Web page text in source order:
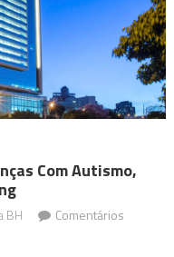
Com Autismo,
BH
Comentários